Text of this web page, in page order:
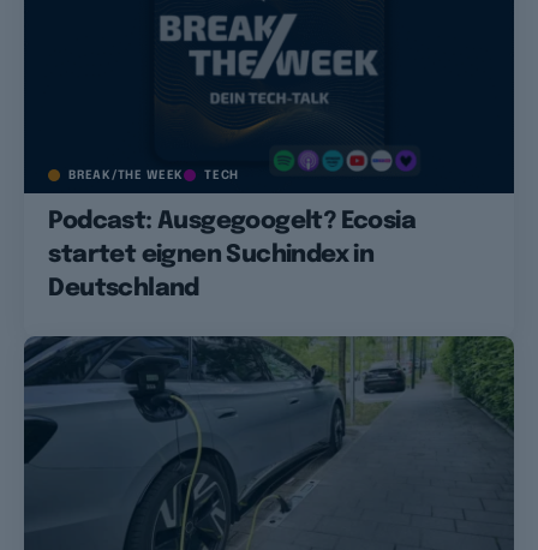
BREAK/THE WEEK TECH
Podcast: Ausgegoogelt? Ecosia
startet eignen Suchindex in
Deutschland